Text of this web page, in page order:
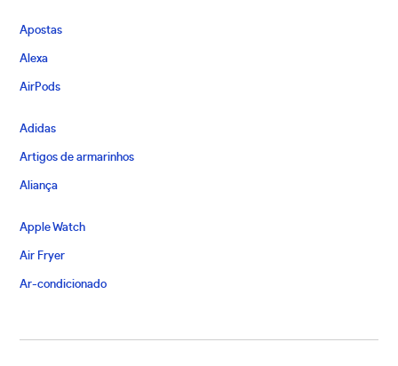
Apostas
Alexa
AirPods
Adidas
Artigos de armarinhos
Aliança
Apple Watch
Air Fryer
Ar-condicionado